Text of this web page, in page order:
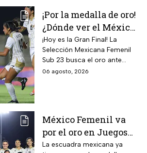
¡Por la medalla de oro!
¿Dónde ver el México
vs Colombia Femenil?
Así puedes seguir la
Gran Final EN VIVO
¡Hoy es la Gran Final! La
Selección Mexicana Femenil
Sub 23 busca el oro ante
Colombia en los Juegos
06 agosto, 2026
México Femenil va
por el oro en Juegos
Centroamericanos; ya
La escuadra mexicana ya